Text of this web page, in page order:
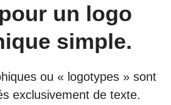
un logo
simple.
ou « logotypes » sont
exclusivement de texte.